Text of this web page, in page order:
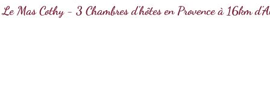
Le Mas Cothy - 3 Chambres d'hôtes en Provence à 16km